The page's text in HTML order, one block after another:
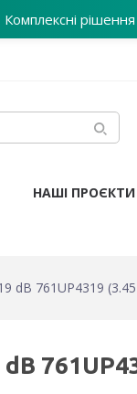
рішення
НАШІ ПРОЄКТИ
dB 761UP4319